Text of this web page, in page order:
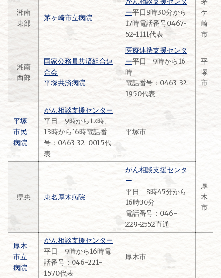
湘南
東部
茅ヶ崎市立病院
ー平日8時30分から
17時電話番号0467-
52-1111代表
ケ
崎
市
湘南
西部
国家公務員共済組合連
合会
平塚共済病院
医療連携支援センタ
ー平日 9時から16
時
電話番号：0463-32-
1950代表
平
塚
市
平塚
市民
病院
がん相談支援センター
平日 9時から12時、
13時から16時電話番
号：0463-32-0015代
表
平塚市
県央 東名厚木病院
がん相談支援センタ
ー
平日 8時45分から
16時30分
電話番号：046-
229-2552直通
厚
木
市
厚木
市立
病院
がん相談支援センター
平日 9時から16時電
話番号：046-221-
1570代表
厚木市